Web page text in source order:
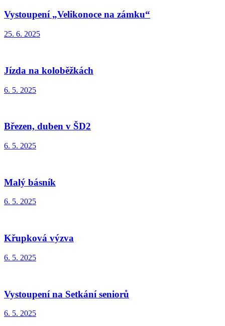
Vystoupení „Velikonoce na zámku“
25. 6. 2025
Jízda na koloběžkách
6. 5. 2025
Březen, duben v ŠD2
6. 5. 2025
Malý básník
6. 5. 2025
Křupková výzva
6. 5. 2025
Vystoupení na Setkání seniorů
6. 5. 2025